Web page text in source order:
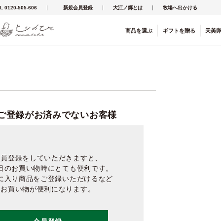
0120-505-606 新規会員登録 大江ノ郷とは 牧場へ出かける
商品を選ぶ ギフト を贈る 天美
登録がお済みでないお客様
登録をしていただきますと、
のお買い物時にとても便利です。
入り商品をご登録いただけるなど
お買い物が便利になります。